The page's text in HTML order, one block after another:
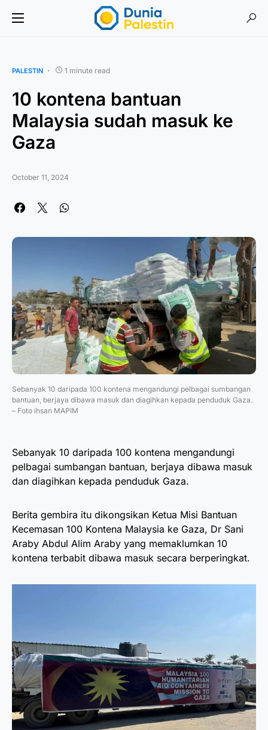
PALESTIN 1 minute read
10 kontena bantuan
Malaysia sudah masuk ke
Gaza
October 11, 2024
Sebanyak 10 daripada 100 kontena mengandungi pelbagai sumbangan
bantuan, berjaya dibawa masuk dan diagihkan kepada penduduk Gaza.
– Foto ihsan MAPIM
Sebanyak 10 daripada 100 kontena mengandungi
pelbagai sumbangan bantuan, berjaya dibawa masuk
dan diagihkan kepada penduduk Gaza.
Berita gembira itu dikongsikan Ketua Misi Bantuan
Kecemasan 100 Kontena Malaysia ke Gaza, Dr Sani
Araby Abdul Alim Araby yang memaklumkan 10
kontena terbabit dibawa masuk secara berperingkat.